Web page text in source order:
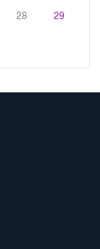
28 29